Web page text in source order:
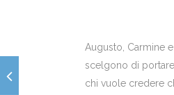
Augusto, Carmine
scelgono di
chi vuole credere